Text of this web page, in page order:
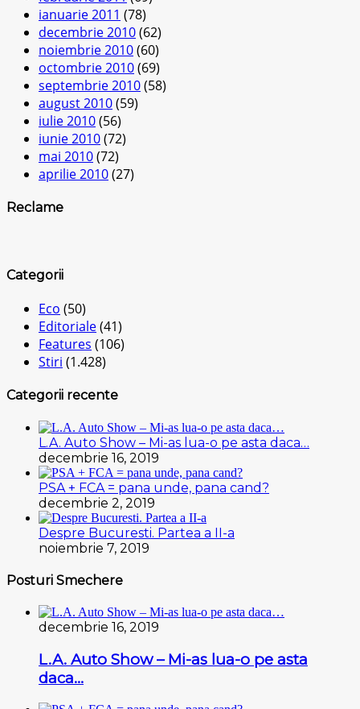
ianuarie 2011 (78)
decembrie 2010(62)
noiembrie 2010(60)
octombrie 2010(69)
septembrie 2010(58)
august 2010(59)
iulie 2010(56)
iunie 2010(72)
mai 2010(72)
aprilie 2010(27)
Reclame
Categorii
Eco (50)
Editoriale(41)
Features (106)
Stiri (1.428)
Categorii recente
L.A. Auto Show – Mi-as lua-o pe asta daca…
decembrie 16, 2019
PSA + FCA = pana unde, pana cand?
decembrie 2, 2019
Despre Bucuresti. Partea a II-a
noiembrie 7, 2019
Posturi Smechere
decembrie 16, 2019
L.A. Auto Show – Mi-as lua-o pe asta
daca…